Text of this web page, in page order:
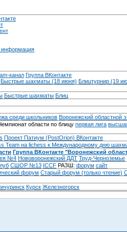
информация
канал Группа ВКонтакте
Быстрые шахматы (18 июня) Блицтурнир (19
Быстрые шахматы Блиц
среди школьников Воронежский областной
области по блицу первая лига
Проект Патиум (PostOrion) ВКонтакте
Team на lichess к Международному дню
Группа ВКонтакте "Воронежский
№4 Нововоронежский ДДТ Труд-Черноземье
СШОР №13 ICCF РАЗШ: форум сайт
форум Cтарый форум (только чтение)
Курск Железногорск